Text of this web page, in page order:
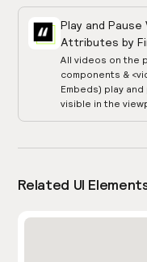
Play and
Attributes by
All videos on the
components &
Embeds) play
visible in the
Related UI